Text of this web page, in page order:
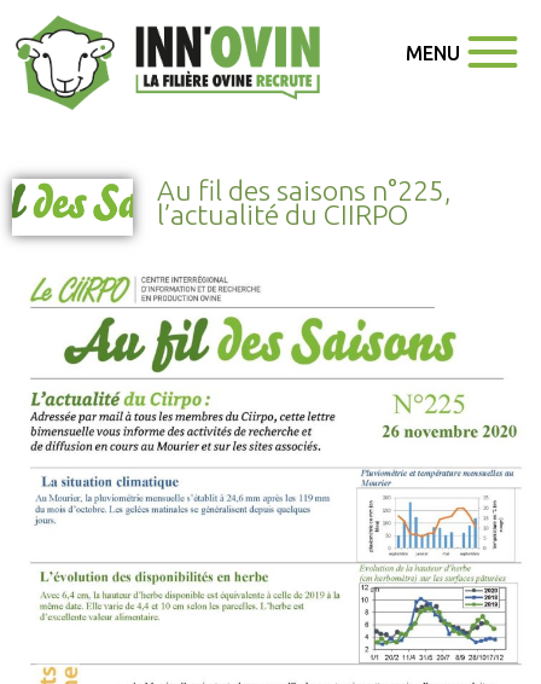
MENU
Au fil des saisons n°225,
l’actualité du CIIRPO